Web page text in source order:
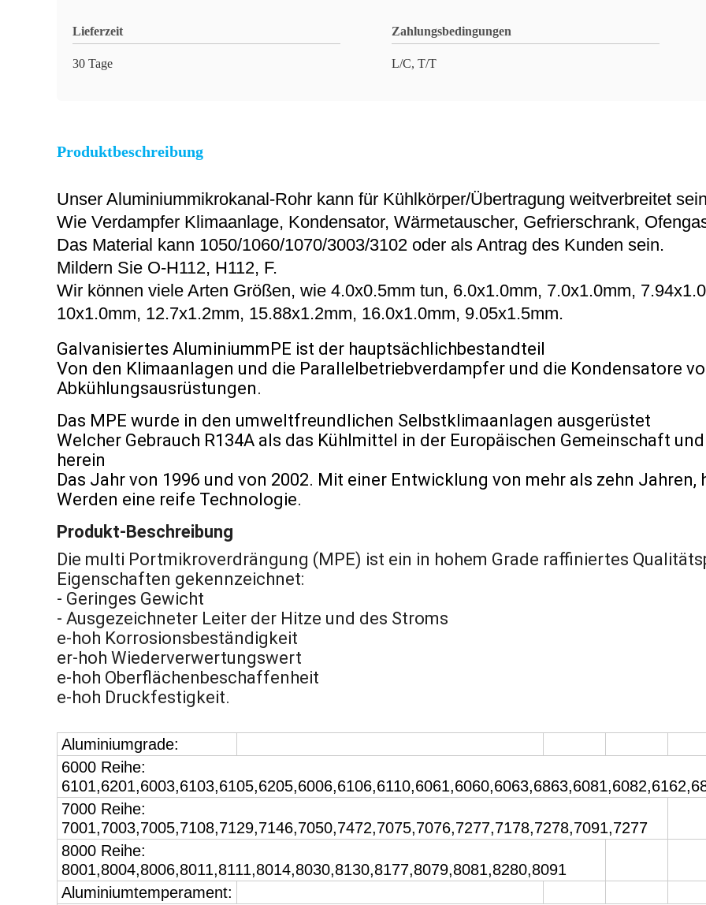
Lieferzeit
30 Tage
Zahlungsbedingungen
L/C, T/T
Produktbeschreibung
Unser Aluminiummikrokanal-Rohr kann für Kühlkörper/Übertragung weitverbreitet
Wie Verdampfer Klimaanlage, Kondensator, Wärmetauscher, Gefrierschrank,
Das Material kann 1050/1060/1070/3003/3102 oder als Antrag des Kunden sein.
Mildern Sie O-H112, H112, F.
Wir können viele Arten Größen, wie 4.0x0.5mm tun, 6.0x1.0mm, 7.0x1.0mm,
10x1.0mm, 12.7x1.2mm, 15.88x1.2mm, 16.0x1.0mm, 9.05x1.5mm.
Galvanisiertes AluminiummPE ist der hauptsächlichbestandteil
Von den Klimaanlagen und die Parallelbetriebverdampfer und die Kondensatore
Abkühlungsausrüstungen.
Das MPE wurde in den umweltfreundlichen Selbstklimaanlagen ausgerüstet
Welcher Gebrauch R134A als das Kühlmittel in der Europäischen Gemeinschaft
herein
Das Jahr von 1996 und von 2002. Mit einer Entwicklung von mehr als zehn Jahren,
Werden eine reife Technologie.
Produkt-Beschreibung
Die multi Portmikroverdrängung (MPE) ist ein in hohem Grade raffiniertes
Eigenschaften gekennzeichnet:
- Geringes Gewicht
- Ausgezeichneter Leiter der Hitze und des Stroms
e-hoh Korrosionsbeständigkeit
er-hoh Wiederverwertungswert
e-hoh Oberflächenbeschaffenheit
e-hoh Druckfestigkeit.
Aluminiumgrade:
6000 Reihe:
7000 Reihe:
7001,7003,7005,7108,7129,7146,7050,7472,7075,7076,7277,7178,7278,7091,7277
8000 Reihe:
8001,8004,8006,8011,8111,8014,8030,8130,8177,8079,8081,8280,8091
Aluminiumtemperament: